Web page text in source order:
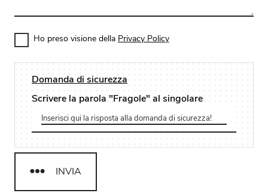
Ho preso visione della Privacy Policy
Domanda di sicurezza
Scrivere la parola "Fragole" al singolare
INVIA